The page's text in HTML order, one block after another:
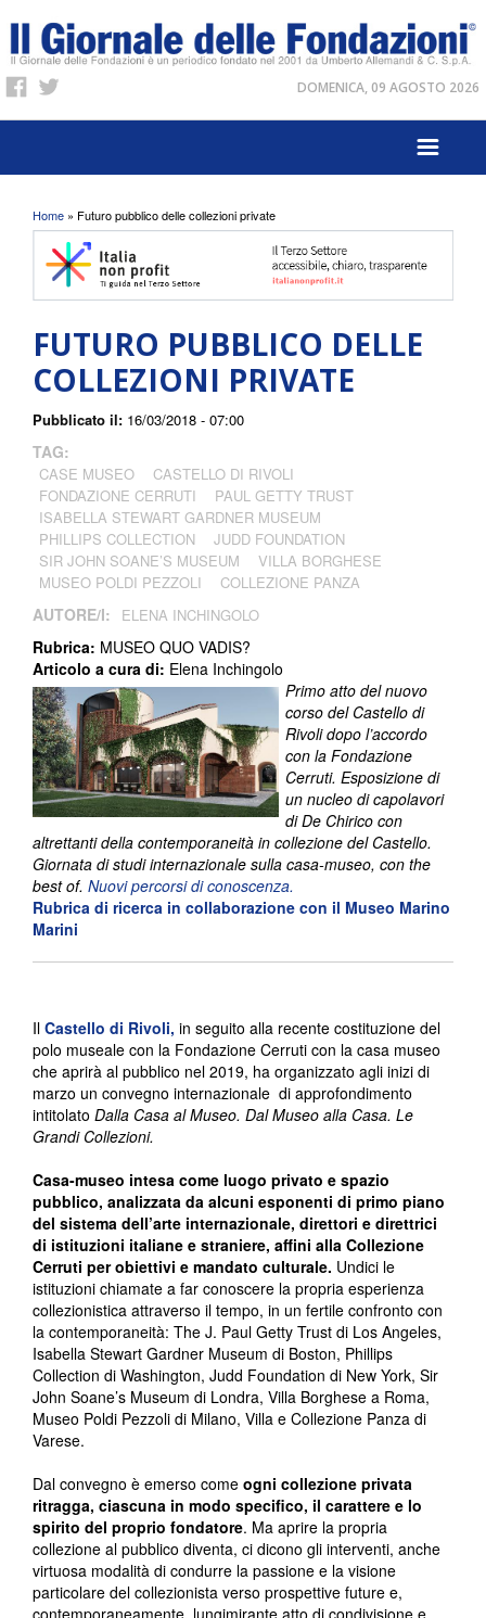
DOMENICA, 09 AGOSTO 2026
Tu sei qui
Home » Futuro pubblico delle collezioni private
FUTURO PUBBLICO DELLE
COLLEZIONI PRIVATE
Pubblicato il: 16/03/2018 - 07:00
TAG:
CASE MUSEO
CASTELLO DI RIVOLI
FONDAZIONE CERRUTI
PAUL GETTY TRUST
ISABELLA STEWART GARDNER MUSEUM
PHILLIPS COLLECTION
JUDD FOUNDATION
SIR JOHN SOANE’S MUSEUM
VILLA BORGHESE
MUSEO POLDI PEZZOLI
COLLEZIONE PANZA
AUTORE/I: ELENA INCHINGOLO
Rubrica: MUSEO QUO VADIS?
Articolo a cura di: Elena Inchingolo
Primo atto del nuovo
corso del Castello di
Rivoli dopo l’accordo
con la Fondazione
Cerruti. Esposizione di
un nucleo di capolavori
di De Chirico con
altrettanti della contemporaneità in collezione del Castello.
Giornata di studi internazionale sulla casa-museo, con the
best of. Nuovi percorsi di conoscenza.
Rubrica di ricerca in collaborazione con il Museo Marino
Marini
Il Castello di Rivoli, in seguito alla recente costituzione del
polo museale con la Fondazione Cerruti con la casa museo
che aprirà al pubblico nel 2019, ha organizzato agli inizi di
marzo un convegno internazionale di approfondimento
intitolato Dalla Casa al Museo. Dal Museo alla Casa. Le
Grandi Collezioni.
Casa-museo intesa come luogo privato e spazio
pubblico, analizzata da alcuni esponenti di primo piano
del sistema dell’arte internazionale, direttori e direttrici
di istituzioni italiane e straniere, affini alla Collezione
Cerruti per obiettivi e mandato culturale. Undici le
istituzioni chiamate a far conoscere la propria esperienza
collezionistica attraverso il tempo, in un fertile confronto con
la contemporaneità: The J. Paul Getty Trust di Los Angeles,
Isabella Stewart Gardner Museum di Boston, Phillips
Collection di Washington, Judd Foundation di New York, Sir
John Soane’s Museum di Londra, Villa Borghese a Roma,
Museo Poldi Pezzoli di Milano, Villa e Collezione Panza di
Varese.
Dal convegno è emerso come ogni collezione privata
ritragga, ciascuna in modo specifico, il carattere e lo
spirito del proprio fondatore. Ma aprire la propria
collezione al pubblico diventa, ci dicono gli interventi, anche
virtuosa modalità di condurre la passione e la visione
particolare del collezionista verso prospettive future e,